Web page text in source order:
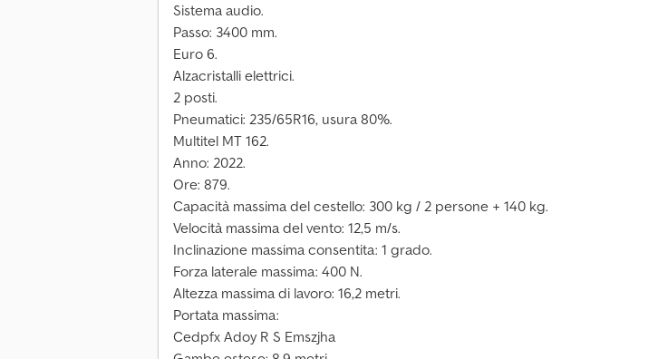
Sistema audio.
Passo: 3400 mm.
Euro 6.
Alzacristalli elettrici.
2 posti.
Pneumatici: 235/65R16, usura 80%.
Multitel MT 162.
Anno: 2022.
Ore: 879.
Capacità massima del cestello: 300 kg / 2 persone + 140 kg.
Velocità massima del vento: 12,5 m/s.
Inclinazione massima consentita: 1 grado.
Forza laterale massima: 400 N.
Altezza massima di lavoro: 16,2 metri.
Portata massima:
Cedpfx Adoy R S Emszjha